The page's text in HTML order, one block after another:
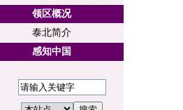
领区概况
泰北简介
感知中国